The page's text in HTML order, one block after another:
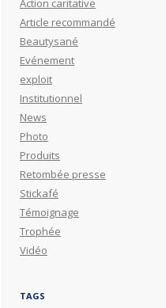
Action caritative
Article recommandé
Beautysané
Evénement
exploit
Institutionnel
News
Photo
Produits
Retombée presse
Stickafé
Témoignage
Trophée
Vidéo
TAGS